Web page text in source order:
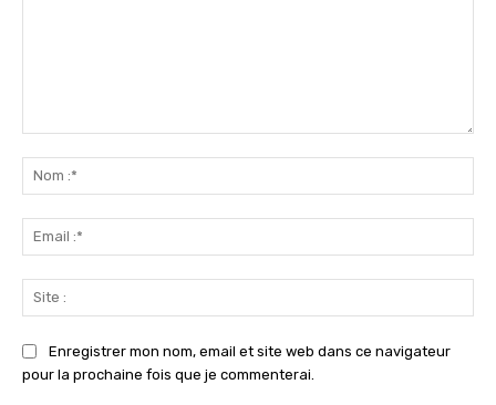
Enregistrer mon nom, email et site web dans ce navigateur
pour la prochaine fois que je commenterai.